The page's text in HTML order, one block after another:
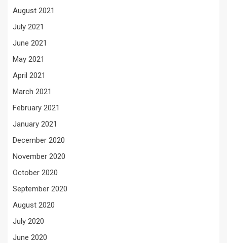
August 2021
July 2021
June 2021
May 2021
April 2021
March 2021
February 2021
January 2021
December 2020
November 2020
October 2020
September 2020
August 2020
July 2020
June 2020